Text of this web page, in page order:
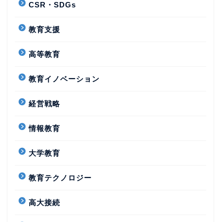
CSR・SDGs
教育支援
高等教育
教育イノベーション
経営戦略
情報教育
大学教育
教育テクノロジー
高大接続